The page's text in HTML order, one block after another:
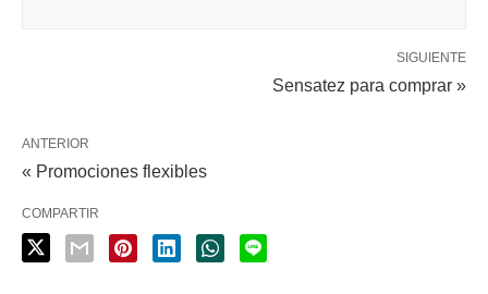
SIGUIENTE
Sensatez para comprar »
ANTERIOR
« Promociones flexibles
COMPARTIR